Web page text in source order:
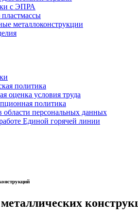
с ЭПРА
металлоконструкции
политика
оценка условия труда
политика
области персональных данных
Единой горячей линии